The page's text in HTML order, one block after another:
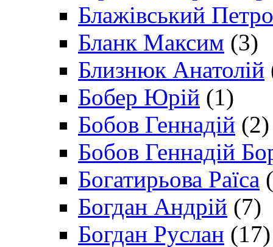
Блажівський Петро
Бланк Максим (3)
Близнюк Анатолій
Бобер Юрій (1)
Бобов Геннадій (2)
Бобов Геннадій
Богатирьова Раїса
Богдан Андрій (7)
Богдан Руслан (17)